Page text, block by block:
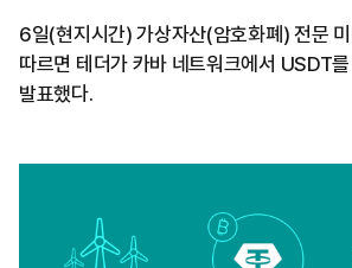
6일(현지시간) 가상자산(암호화폐) 전문 미
따르면 테더가 카바 네트워크에서 USDT
발표했다.